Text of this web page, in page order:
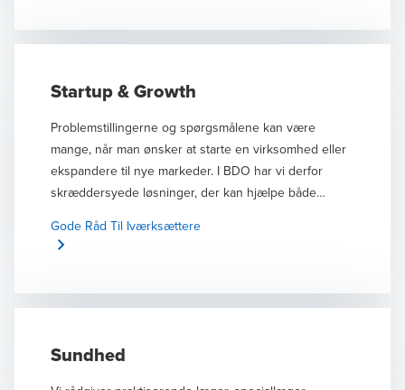
Startup & Growth
Problemstillingerne og spørgsmålene kan være
mange, når man ønsker at starte en virksomhed eller
ekspandere til nye markeder. I BDO har vi derfor
skræddersyede løsninger, der kan hjælpe både
transformationsrejse. Vi har nemlig lang erfaring med
Gode Råd Til Iværksættere
Sundhed